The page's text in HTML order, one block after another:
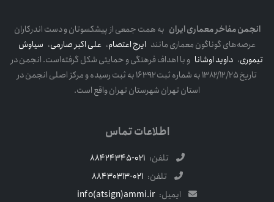
انجمن مفاخر معماری ایرانبه همت جمعی از پیشکسوتان و دست اندرکاران
عرصه‌های گوناگون معماری مانندایرج اعتصام،علی اکبر صارمی،سیاوش
تیموری،داوید اوشاناو با اهداف فرهنگی و حمایتی شکل گرفته‌است. انجمن در
تاریخ ۱۳۸۲/۱۲/۲۵ به شماره ثبت ۱۶۳۹۲ به ثبت رسیده و مرکز اصلی انجمن در
استان تهران شهرستان تهران واقع است.
اطلاعات تماس
تلفن: 021-88424345
تلفن: 021-88430313
ایمیل: info(atsign)ammi.ir